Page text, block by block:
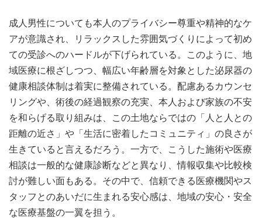
成人男性についても本人のプライバシー尊重や精神的なケ
アが意識され、リラックスした雰囲気づくりによって初め
ての受診へのハードルが下げられている。このように、地
域医療に根ざしつつ、幅広い年齢層を対象とした泌尿器の
健康相談体制は着実に整備されている。配慮あるカウンセ
リングや、術後の経過観察の充実、本人および家族の不安
を和らげる取り組みは、この土地ならではの「人と人との
距離の近さ」や「生活に密着したコミュニティ」の良さが
生きていると言えるだろう。一方で、こうした施術や医療
相談は一般的な健康診断などと異なり、情報収集や比較検
討が難しい面もある。その中で、信頼できる医療機関やス
タッフとのあいだに生まれる安心感は、地域の安心・安全
な医療基盤の一翼を担う。